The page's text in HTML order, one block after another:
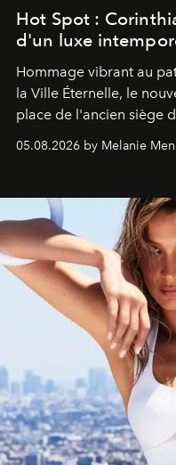
Hot Spot :
d'un luxe
Hommage vibrant au
la Ville Éternelle, le
place de l'ancien siège
de vivre Romain dans
05.08.2026 by Melanie